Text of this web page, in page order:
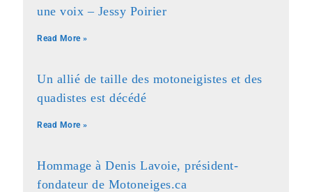
une voix – Jessy Poirier
Read More »
Un allié de taille des motoneigistes et des
quadistes est décédé
Read More »
Hommage à Denis Lavoie, président-
fondateur de Motoneiges.ca